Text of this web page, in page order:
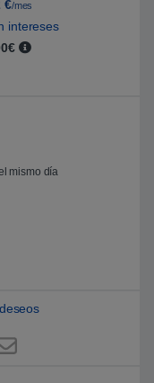
€/mes
intereses
mismo día